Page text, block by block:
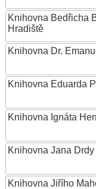
Knihovna Bedřicha
Hradiště
Knihovna Dr.
Knihovna Eduarda
Knihovna Ignáta
Knihovna Jana Drdy
Knihovna Jiřího